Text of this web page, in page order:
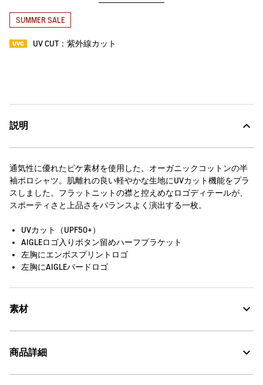
SUMMER SALE
UV CUT：紫外線カット
説明
通気性に優れたピケ素材を使用した、オーガニックコットンの半
袖ポロシャツ。肌離れの良い軽やかな生地にUVカット機能をプラ
スしました。フラットニットの襟と控えめなロゴディテールが、
スポーティさと上品さをバランスよく演出する一枚。
UVカット（UPF50+）
AIGLEロゴ入りボタン留めハーフプラケット
左胸にエンボスプリントロゴ
左胸にAIGLEバードロゴ
素材
商品詳細